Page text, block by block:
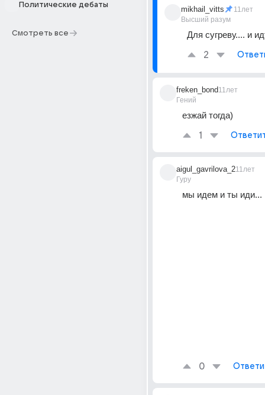
Политические дебаты
Смотреть все
mikhail_vitts
Высший разум
11лет
Для сугреву.... и
2
freken_bond
Гений
11лет
езжай тогда)
1
aigul_gavrilova_2
Гуру
11лет
мы идем и ты иди...
0